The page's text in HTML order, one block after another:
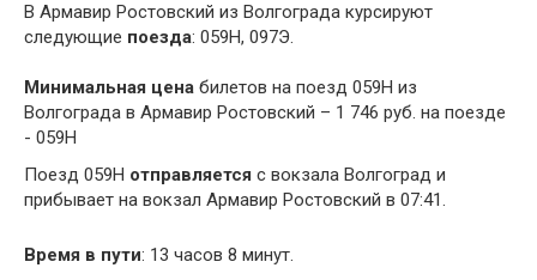
В Армавир Ростовский из Волгограда курсируют
следующие поезда: 059Н, 097Э.
Минимальная цена билетов на поезд 059Н из
Волгограда в Армавир Ростовский – 1 746 руб. на поезде
- 059Н
Поезд 059Н отправляется с вокзала Волгоград и
прибывает на вокзал Армавир Ростовский в 07:41.
Время в пути: 13 часов 8 минут.